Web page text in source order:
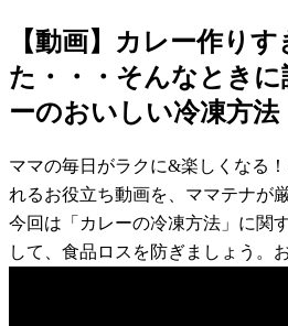
【動画】カレー作り
た・・・そんなとき
ーのおいしい冷凍方法
ママの毎日がラクに&楽しくなる
れるお役立ち動画を、ママテナが
今回は「カレーの冷凍方法」に関
して、食品ロスを防ぎましょう。